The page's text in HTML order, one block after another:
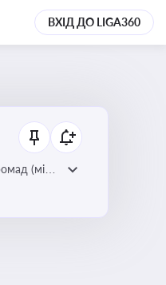
ВХІД ДО LIGA360
(міст,